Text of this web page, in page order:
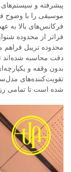
پیشرفته و
موسیقی را با وضوح
فرکانس‌های بالا به
فراتر از محدوده
محدوده تریبل
دقت محاسبه شده‌اند
بدون وقفه و
تقویت‌کننده‌های
شده است تا تمامی